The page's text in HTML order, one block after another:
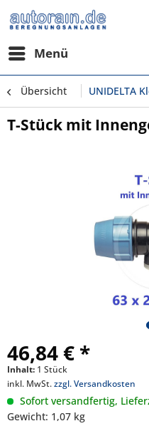
Menü
Übersicht UNIDELTA
T-Stück mit
46,84 € *
Inhalt: 1 Stück
inkl. MwSt.zzgl. Versandkosten
Sofort versandfertig,
Gewicht: 1,07 kg